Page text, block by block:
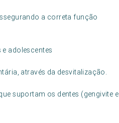
a correta função
adolescentes
através da desvitalização.
suportam os dentes (gengivite e